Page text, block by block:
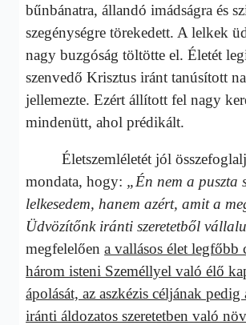
bűnbánatra, állandó imádságra és
szegénységre törekedett. A lelkek
nagy buzgóság töltötte el. Életét
szenvedő Krisztus iránt tanúsított
jellemezte. Ezért állított fel nagy
mindenütt, ahol prédikált.
Életszemléletét jól
mondata, hogy: „Én nem a puszta
lelkesedem, hanem azért, amit a
Üdvözítőnk iránti szeretetből
megfelelőena vallásos élet legfőbb
három isteni Személlyel való élő
ápolását, az aszkézis céljának pedig
iránti áldozatos szeretetben való